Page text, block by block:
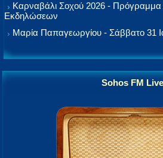
Καρναβάλι Σοχού 2026 - Πρόγραμμα
Εκδηλώσεων
Μαρία Παπαγεωργίου - Σάββατο 31
Sohos FM